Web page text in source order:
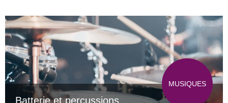
Batterie et percussions
MUSIQUES